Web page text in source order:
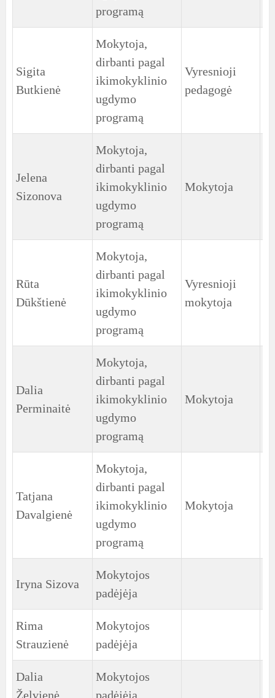
programą
Sigita
Butkienė
Mokytoja,
dirbanti pagal
ikimokyklinio
ugdymo
programą
Vyresnioji
pedagogė
Jelena
Sizonova
Mokytoja,
dirbanti pagal
ikimokyklinio
ugdymo
programą
Mokytoja
Rūta
Dūkštienė
Mokytoja,
dirbanti pagal
ikimokyklinio
ugdymo
programą
Vyresnioji
mokytoja
Dalia
Perminaitė
Mokytoja,
dirbanti pagal
ikimokyklinio
ugdymo
programą
Mokytoja
Tatjana
Davalgienė
Mokytoja,
dirbanti pagal
ikimokyklinio
ugdymo
programą
Mokytoja
Iryna Sizova
Mokytojos
padėjėja
Rima
Strauzienė
Mokytojos
padėjėja
Dalia
Želvienė
Mokytojos
padėjėja